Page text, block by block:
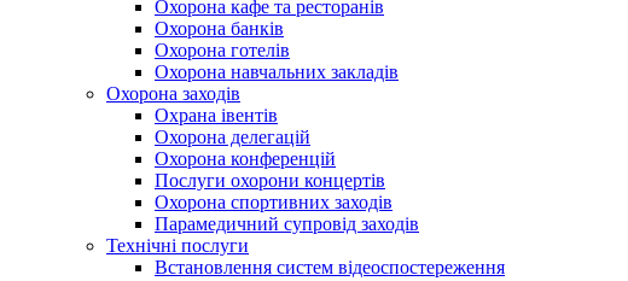
Охорона кафе та ресторанів
Охорона банків
Охорона готелів
Охорона навчальних закладів
Охорона заходів
Охрана івентів
Охорона делегацій
Охорона конференцій
Послуги охорони концертів
Охорона спортивних заходів
Парамедичний супровід заходів
Технічні послуги
Встановлення систем відеоспостереження